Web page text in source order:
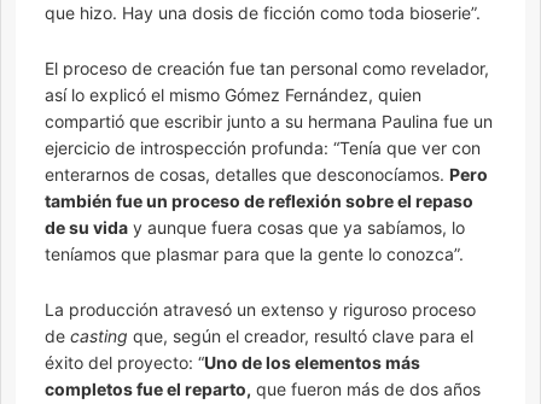
que hizo. Hay una dosis de ficción como toda bioserie”.
El proceso de creación fue tan personal como revelador,
así lo explicó el mismo Gómez Fernández, quien
compartió que escribir junto a su hermana Paulina fue un
ejercicio de introspección profunda: “Tenía que ver con
enterarnos de cosas, detalles que desconocíamos. Pero
también fue un proceso de reflexión sobre el repaso
de su vida y aunque fuera cosas que ya sabíamos, lo
teníamos que plasmar para que la gente lo conozca”.
La producción atravesó un extenso y riguroso proceso
de casting que, según el creador, resultó clave para el
éxito del proyecto: “Uno de los elementos más
completos fue el reparto, que fueron más de dos años